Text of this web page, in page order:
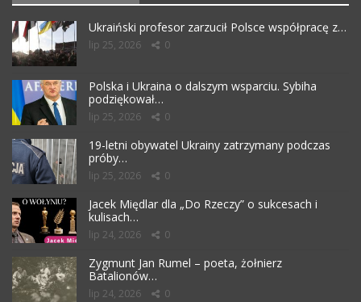
Ukraiński profesor zarzucił Polsce współpracę z…
lip 25, 2026 0
Polska i Ukraina o dalszym wsparciu. Sybiha
podziękował…
lip 25, 2026 0
19-letni obywatel Ukrainy zatrzymany podczas
próby…
lip 25, 2026 0
Jacek Międlar dla „Do Rzeczy” o sukcesach i
kulisach…
lip 24, 2026 0
Zygmunt Jan Rumel – poeta, żołnierz
Batalionów…
lip 24, 2026 0